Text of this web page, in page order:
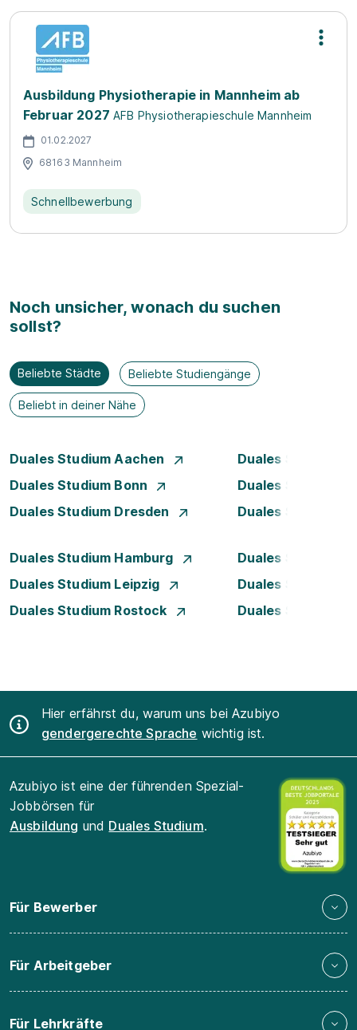
Ausbildung Physiotherapie in Mannheim ab
Februar 2027 AFB Physiotherapieschule Mannheim
01.02.2027
68163 Mannheim
Schnellbewerbung
Noch unsicher, wonach du suchen
sollst?
Beliebte Städte Beliebte Studiengänge
Beliebt in deiner Nähe
Duales Studium Aachen
Duales Studium
Duales Studium Bonn
Duales Studium
Duales Studium Dresden
Duales Studium
Duales Studium Hamburg
Duales Studium
Duales Studium Leipzig
Duales Studium
Duales Studium Rostock
Duales Studium
Hier erfährst du, warum uns bei Azubiyo
gendergerechte Sprache wichtig ist.
Azubiyo ist eine der führenden Spezial-
Jobbörsen für
Ausbildung und Duales Studium.
Für Bewerber
Für Arbeitgeber
Für Lehrkräfte